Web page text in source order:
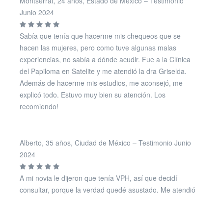
Junio 2024
Sabía que tenía que hacerme mis chequeos que se
hacen las mujeres, pero como tuve algunas malas
experiencias, no sabía a dónde acudir. Fue a la Clínica
del Papiloma en Satelite y me atendió la dra Griselda.
Además de hacerme mis estudios, me aconsejó, me
explicó todo. Estuvo muy bien su atención. Los
recomiendo!
Alberto, 35 años, Ciudad de México – Testimonio Junio
2024
A mi novia le dijeron que tenía VPH, así que decidí
consultar, porque la verdad quedé asustado. Me atendió